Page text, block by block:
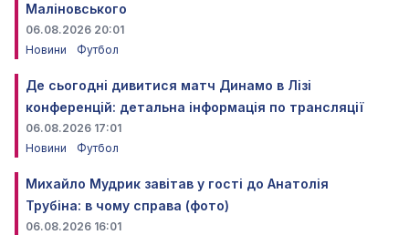
Маліновського
06.08.2026 20:01
Новини
Футбол
Де сьогодні дивитися матч Динамо в Лізі
конференцій: детальна інформація по трансляції
06.08.2026 17:01
Новини
Футбол
Михайло Мудрик завітав у гості до Анатолія
Трубіна: в чому справа (фото)
06.08.2026 16:01